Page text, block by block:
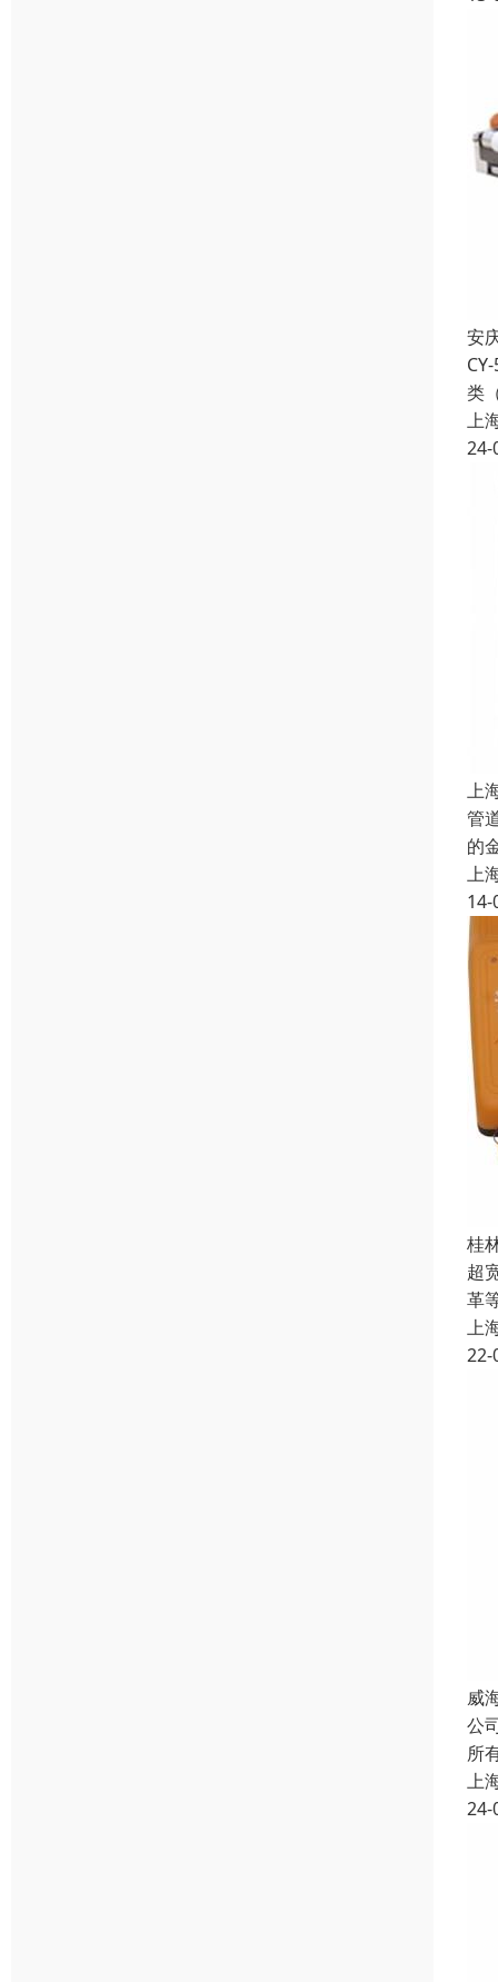
安
类
上
24-
上
管
的
上
14-
桂
超
革
上
22-
威
公
所
上
24-